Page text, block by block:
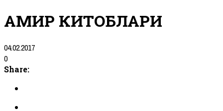
АМИР КИТОБЛАРИ
04.02.2017
0
Share: